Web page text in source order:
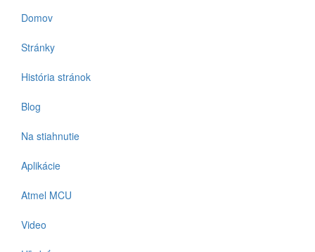
Domov
Stránky
História stránok
Blog
Na stiahnutie
Aplikácie
Atmel MCU
Video